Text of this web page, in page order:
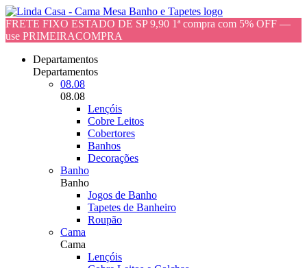
FRETE FIXO ESTADO DE SP 9,90 1ª compra com 5% OFF —
use PRIMEIRACOMPRA
Departamentos
Departamentos
08.08
08.08
Lençóis
Cobre Leitos
Cobertores
Banhos
Decorações
Banho
Banho
Jogos de Banho
Tapetes de Banheiro
Roupão
Cama
Cama
Lençóis